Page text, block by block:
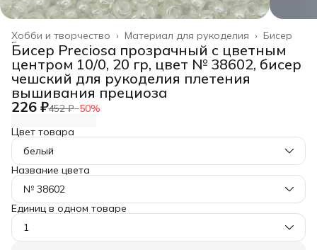
Бисер
Материал для рукоделия ›
Хобби и творчество ›
Главная
Бисер Preciosa прозрачный с цветным
центром 10/0, 20 гр, цвет № 38602, бисер
чешский для рукоделия плетения
вышивания прециоза
226 ₽452 ₽−50%
Цвет товара
белый
Название цвета
№ 38602
Единиц в одном товаре
1